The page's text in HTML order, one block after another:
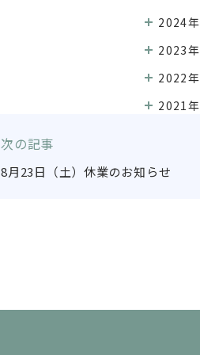
2024年
2023年
2022年
2021年
次の記事
8月23日（土）休業のお知らせ